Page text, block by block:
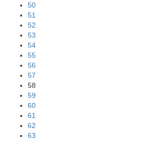
50
51
52
53
54
55
56
57
58
59
60
61
62
63